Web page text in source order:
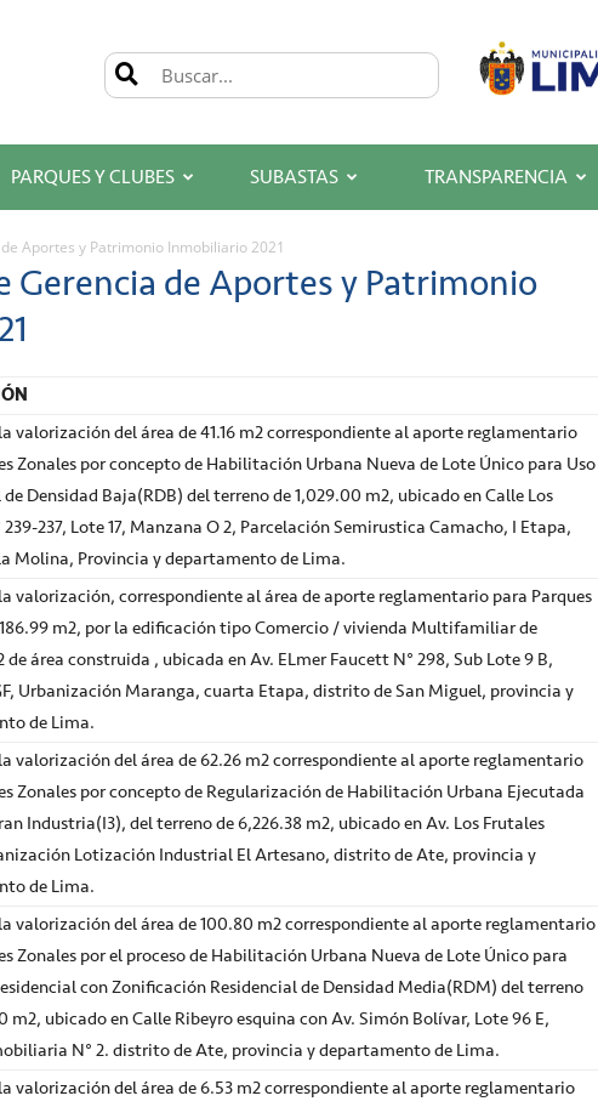
PARQUES Y CLUBES SUBASTAS TRANSPARENCIA
Aportes y Patrimonio Inmobiliario 2021
Gerencia de Aportes y Patrimonio
valorización del área de 41.16 m2 correspondiente al aporte reglamentario
Zonales por concepto de Habilitación Urbana Nueva de Lote Único para Uso
de Densidad Baja(RDB) del terreno de 1,029.00 m2, ubicado en Calle Los
239-237, Lote 17, Manzana O 2, Parcelación Semirustica Camacho, I Etapa,
Molina, Provincia y departamento de Lima.
valorización, correspondiente al área de aporte reglamentario para Parques
m2, por la edificación tipo Comercio / vivienda Multifamiliar de
de área construida , ubicada en Av. ELmer Faucett N° 298, Sub Lote 9 B,
Urbanización Maranga, cuarta Etapa, distrito de San Miguel, provincia y
de Lima.
valorización del área de 62.26 m2 correspondiente al aporte reglamentario
Zonales por concepto de Regularización de Habilitación Urbana Ejecutada
Industria(I3), del terreno de 6,226.38 m2, ubicado en Av. Los Frutales
Lotización Industrial El Artesano, distrito de Ate, provincia y
de Lima.
valorización del área de 100.80 m2 correspondiente al aporte reglamentario
Zonales por el proceso de Habilitación Urbana Nueva de Lote Único para
con Zonificación Residencial de Densidad Media(RDM) del terreno
m2, ubicado en Calle Ribeyro esquina con Av. Simón Bolívar, Lote 96 E,
N° 2. distrito de Ate, provincia y departamento de Lima.
valorización del área de 6.53 m2 correspondiente al aporte reglamentario